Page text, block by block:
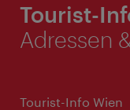
Tourist-
Adressen
Tourist-Info Wien